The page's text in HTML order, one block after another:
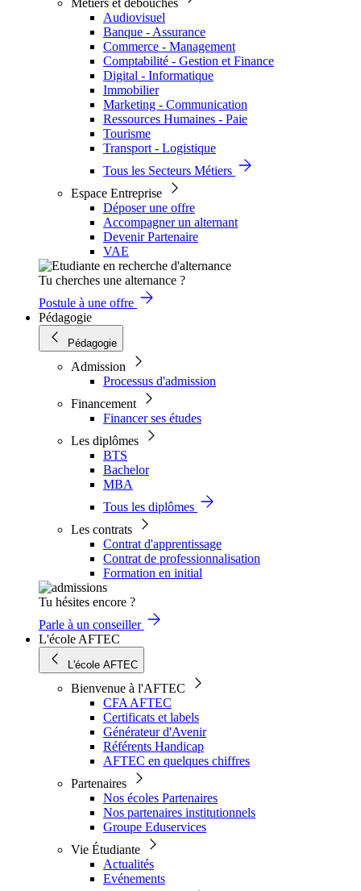
Métiers et débouchés
Audiovisuel
Banque - Assurance
Commerce - Management
Comptabilité - Gestion et Finance
Digital - Informatique
Immobilier
Marketing - Communication
Ressources Humaines - Paie
Tourisme
Transport - Logistique
Tous les Secteurs Métiers
Espace Entreprise
Déposer une offre
Accompagner un alternant
Devenir Partenaire
VAE
Tu cherches une alternance ?
Postule à une offre
Pédagogie
Pédagogie
Admission
Processus d'admission
Financement
Financer ses études
Les diplômes
BTS
Bachelor
MBA
Tous les diplômes
Les contrats
Contrat d'apprentissage
Contrat de professionnalisation
Formation en initial
Tu hésites encore ?
Parle à un conseiller
L'école AFTEC
L'école AFTEC
Bienvenue à l'AFTEC
CFA AFTEC
Certificats et labels
Générateur d'Avenir
Référents Handicap
AFTEC en quelques chiffres
Partenaires
Nos écoles Partenaires
Nos partenaires institutionnels
Groupe Eduservices
Vie Étudiante
Actualités
Evénements